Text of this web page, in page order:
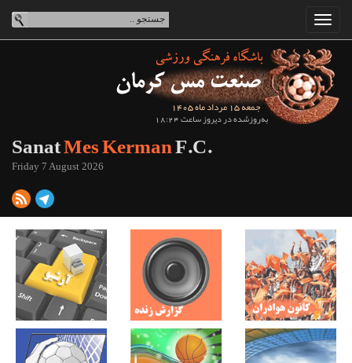
جمعه 15 مرداد ماه 1405
به‌روزشده در دیروز ساعت 18:24
SanatMes KermanF.C.
Friday 7 August 2026